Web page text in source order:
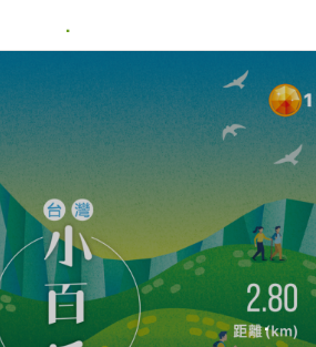
.
.